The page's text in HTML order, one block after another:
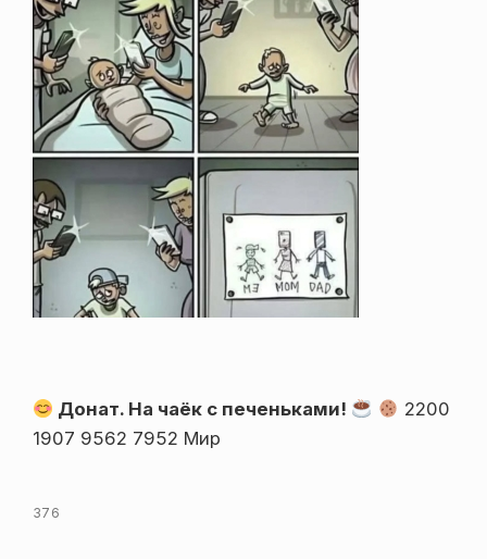
Донат. На чаёк с печеньками!
2200
1907 9562 7952 Мир
376